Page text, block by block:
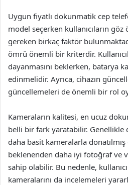
Uygun fiyatlı dokunmatik cep
model seçerken kullanıcıların
gereken birkaç faktör
ömrü önemli bir kriterdir.
dayanmasını beklerken, batarya
edinmelidir. Ayrıca, cihazın
güncellemeleri de önemli bir rol
Kameraların kalitesi, en ucuz
belli bir fark yaratabilir. Genellikle
daha basit kameralarla donatılmış
beklenenden daha iyi fotoğraf ve
sahip olabilir. Bu nedenle,
kameralarını da incelemeleri